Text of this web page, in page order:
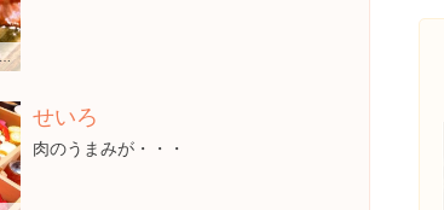
せいろ
肉のうまみが・・・